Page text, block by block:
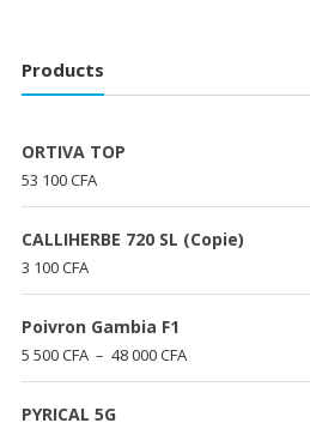
Products
ORTIVA TOP
53 100CFA
CALLIHERBE 720 SL (Copie)
3 100CFA
Poivron Gambia F1
5 500CFA – 48 000CFAPlage
de
PYRICAL 5G